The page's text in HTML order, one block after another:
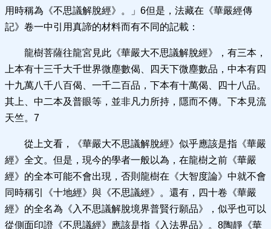
用時稱為《不思議解脫經》。」6但是，法藏在《華嚴經傳
記》卷一中引用真諦的材料而有不同的記載：
龍樹菩薩往龍宮見此《華嚴大不思議解脫經》，有三本，
上本有十三千大千世界微塵數偈、四天下微塵數品，中本有四
十九萬八千八百偈、一千二百品，下本有十萬偈、四十八品。
其上、中二本及普眼等，並非凡力所持，隱而不傳。下本見流
天竺。7
從上文看，《華嚴大不思議解脫經》似乎應該是指《華嚴
經》全文。但是，現今的學者一般以為，在龍樹之前《華嚴
經》的全本可能不會出現，否則龍樹在《大智度論》中就不會
同時稱引《十地經》與《不思議經》。還有，四十卷《華嚴
經》的全名為《入不思議解脫境界普賢行願品》，似乎也可以
從側面印證《不思議經》應該是指《入法界品》。8陶靜《華